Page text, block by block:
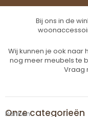
Bij ons in de
Wij kunnen je ook
nog meer meubels te
Vraag
Onze categorieën
Banken